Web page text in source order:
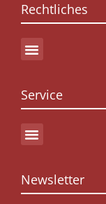
Rechtliches
Service
Newsletter